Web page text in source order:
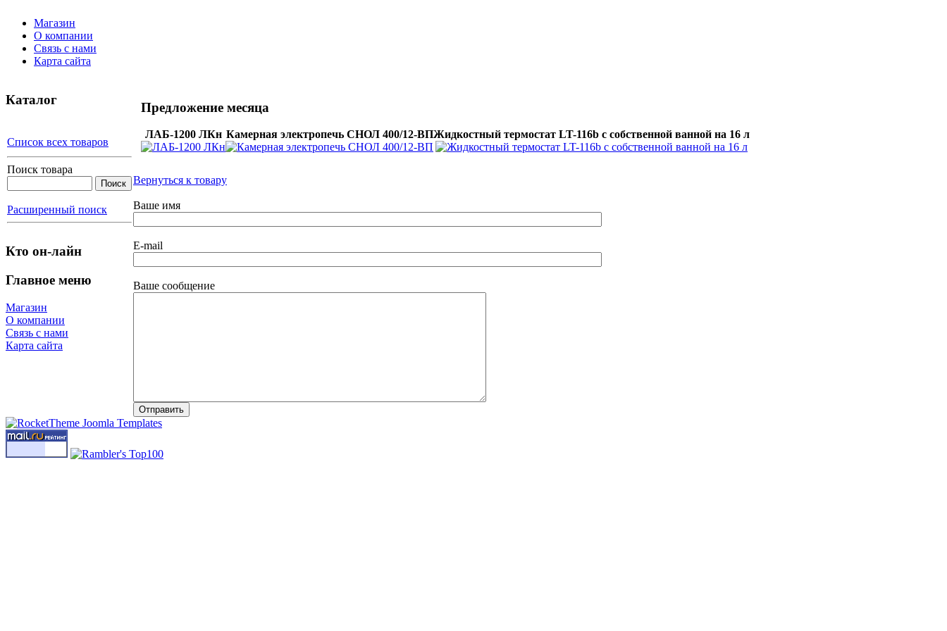
Магазин
О компании
Связь с нами
Карта сайта
Каталог
Список всех товаров
Поиск товара
Расширенный поиск
Кто он-лайн
Главное меню
Магазин
О компании
Связь с нами
Карта сайта
Предложение месяца
ЛАБ-1200 ЛКн Камерная электропечь СНОЛ 400/12-ВПЖидкостный термостат LT-116b с собственной ванной на 16 л
Вернуться к товару
Ваше имя
E-mail
Ваше сообщение